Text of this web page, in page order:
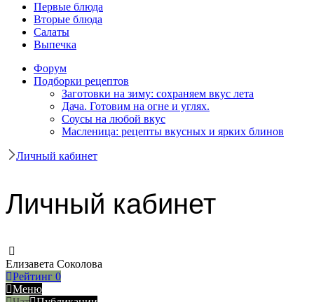
Первые блюда
Вторые блюда
Салаты
Выпечка
Форум
Подборки рецептов
Заготовки на зиму: сохраняем вкус лета
Дача. Готовим на огне и углях.
Соусы на любой вкус
Масленица: рецепты вкусных и ярких блинов
Личный кабинет
Личный кабинет
Елизавета Соколова
Рейтинг 0
Меню